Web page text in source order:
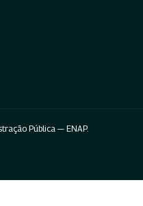
Pública — ENAP.